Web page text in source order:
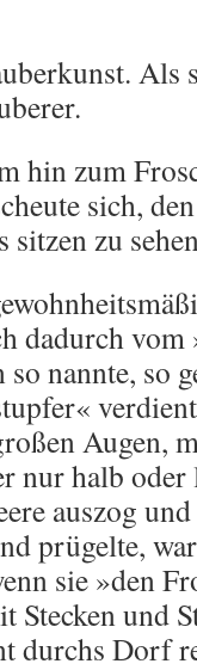
Als
hin zum
sich,
sitzen zu
dadurch vom
nannte, so
Augen,
nur halb
auszog
prügelte,
sie »den
Stecken und
durchs Dorf